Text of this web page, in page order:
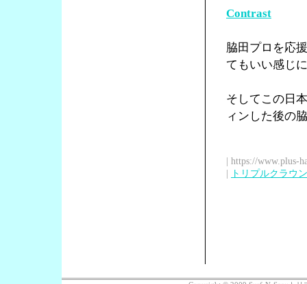
Contrast
脇田プロを応
てもいい感じ
そしてこの日
ィンした後の
| https://www.plus-
|
トリプルクラウ